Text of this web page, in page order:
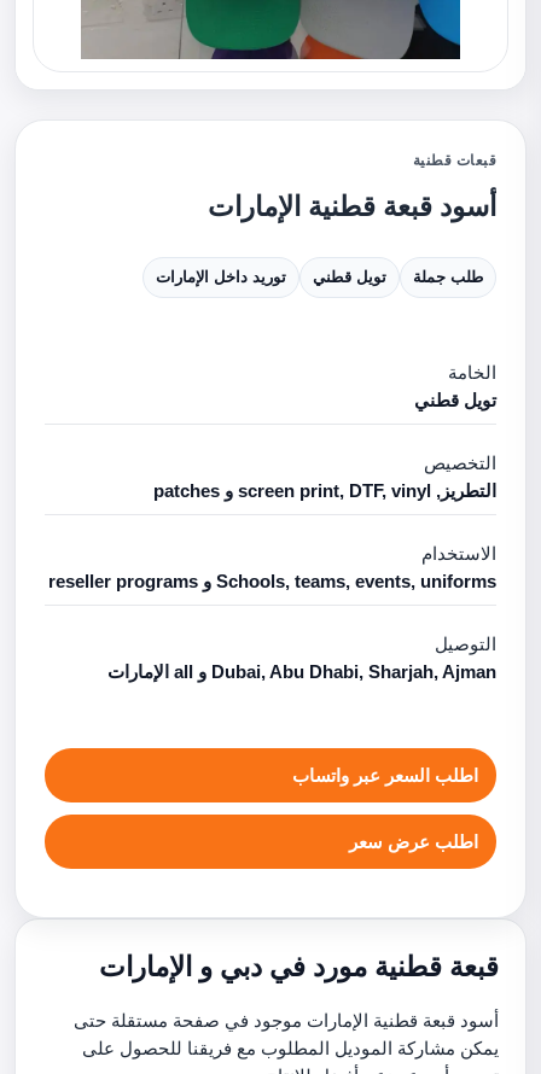
قبعات قطنية
أسود قبعة قطنية الإمارات
طلب جملة تويل قطني توريد داخل الإمارات
الخامة
تويل قطني
التخصيص
التطريز, screen print, DTF, vinyl و patches
الاستخدام
Schools, teams, events, uniforms و reseller programs
التوصيل
Dubai, Abu Dhabi, Sharjah, Ajman و all الإمارات
اطلب السعر عبر واتساب
اطلب عرض سعر
قبعة قطنية مورد في دبي و الإمارات
أسود قبعة قطنية الإمارات موجود في صفحة مستقلة حتى
يمكن مشاركة الموديل المطلوب مع فريقنا للحصول على